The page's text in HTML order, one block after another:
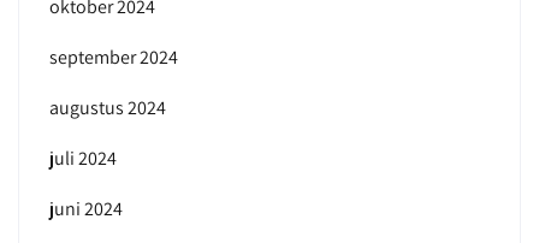
oktober 2024
september 2024
augustus 2024
juli 2024
juni 2024